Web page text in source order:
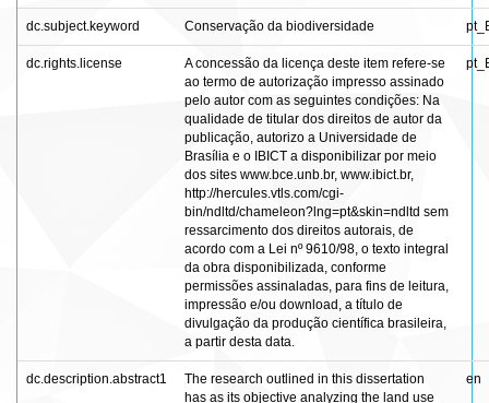
dc.subject.keyword Conservação da biodiversidade
dc.rights.license
A concessão da licença deste item refere-se
ao termo de autorização impresso assinado
pelo autor com as seguintes condições: Na
qualidade de titular dos direitos de autor da
publicação, autorizo a Universidade de
Brasília e o IBICT a disponibilizar por meio
dos sites www.bce.unb.br, www.ibict.br,
http://hercules.vtls.com/cgi-
bin/ndltd/chameleon?lng=pt&skin=ndltd sem
ressarcimento dos direitos autorais, de
acordo com a Lei nº 9610/98, o texto integral
da obra disponibilizada, conforme
permissões assinaladas, para fins de leitura,
impressão e/ou download, a título de
divulgação da produção científica brasileira,
a partir desta data.
dc.description.abstract1
The research outlined in this dissertation
has as its objective analyzing the land use
en